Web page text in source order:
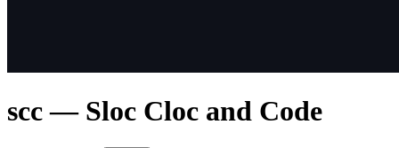
scc — Sloc Cloc and Code